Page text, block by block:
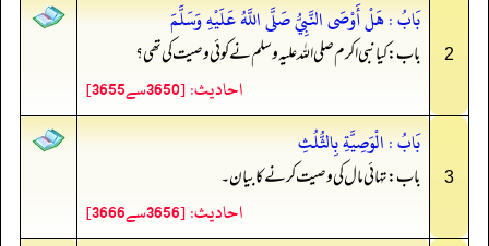
2
بَابُ : هَلْ أَوْصَى النَّبِيُّ صَلَّى اللَّهُ عَلَيْهِ وَسَلَّمَ
باب: کیا نبی اکرم صلی الله علیہ وسلم نے کوئی وصیت کی تھی؟
احادیث: [3650سے3655]
3
بَابُ : الْوَصِيَّةِ بِالثُّلُثِ
باب: تہائی مال کی وصیت کرنے کا بیان۔
احادیث: [3656سے3666]